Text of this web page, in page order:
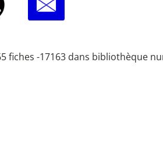
fiches -17163 dans bibliothèque